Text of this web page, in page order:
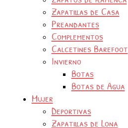
Zapatillas de Casa
Preandantes
Complementos
Calcetines Barefoot
Invierno
Botas
Botas de Agua
Mujer
Deportivas
Zapatillas de Lona